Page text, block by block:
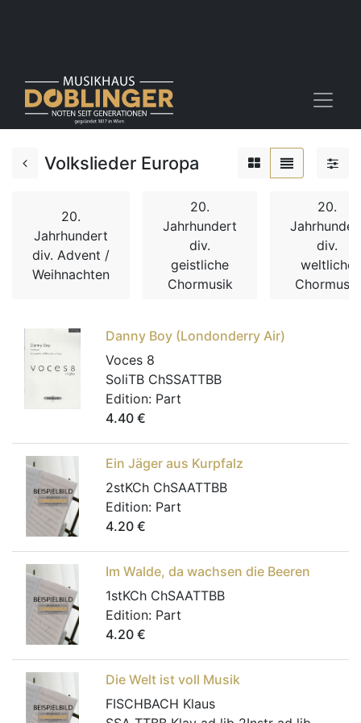
Volkslieder Europa
20.
Jahrhundert
div. Advent /
Weihnachten
20.
Jahrhundert
div.
geistliche
Chormusik
20.
div.
weltliche
Chormusik
Danny Boy (Londonderry Air)
Voces 8
SoliTB ChSSATTBB
Edition: Part
4.40 €
Ein Jäger aus Kurpfalz
2stKCh ChSAATTBB
Edition: Part
4.20 €
Im Walde, da wachsen die Beeren
1stKCh ChSAATTBB
Edition: Part
4.20 €
Die Welt ist voll Musik
FISCHBACH Klaus